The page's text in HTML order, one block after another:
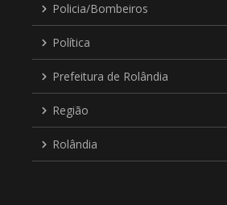
Policia/Bombeiros
Política
Prefeitura de Rolândia
Região
Rolândia